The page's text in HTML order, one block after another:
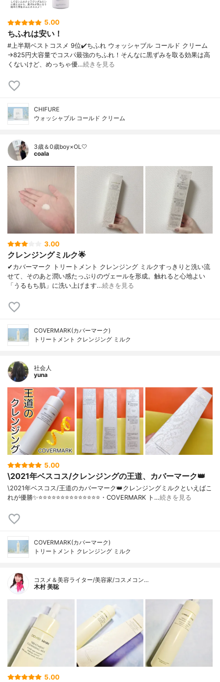
5.00
ちふれは安い！
#上半期ベストコスメ 9位✔️ちふれ ウォッシャブル コールド クリーム
→825円大容量でコスパ最強のちふれ！そんなに黒ずみを取る効果は高
くないけど、めっちゃ優…続きを見る
CHIFURE
ウォッシャブル コールド クリーム
3歳＆0歳boy×OL🤍
coala
3.00
クレンジングミルク🌟
✔︎カバーマーク トリートメント クレンジング ミルクすっきりと洗い流
せて、そのあと潤い感たっぷりのヴェールを形成。触れると心地よい
「うるもち肌」に洗い上げます…続きを見る
COVERMARK(カバーマーク)
トリートメント クレンジング ミルク
社会人
yuna
5.00
\2021年ベスコス/クレンジングの王道、カバーマーク👑
\2021年ベスコス/王道のカバーマーク👑クレンジングミルクといえばこ
れが優勝✨⭐️⭐️⭐️⭐️⭐️⭐️⭐️⭐️⭐️⭐️⭐️⭐️⭐️⭐️・COVERMARK ト…続きを見る
COVERMARK(カバーマーク)
トリートメント クレンジング ミルク
コスメ＆美容ライター/美容家/コスメコン…
木村 美聡
5.00